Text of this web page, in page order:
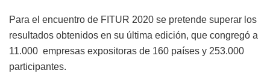
Para el encuentro de FITUR 2020 se pretende superar los
resultados obtenidos en su última edición, que congregó a
11.000 empresas expositoras de 160 países y 253.000
participantes.